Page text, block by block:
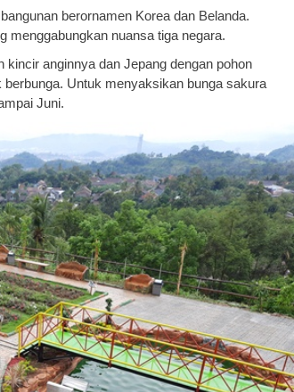
berornamen Korea dan Belanda.
menggabungkan nuansa tiga negara.
kincir anginnya dan Jepang dengan pohon
Untuk menyaksikan bunga sakura
Juni.